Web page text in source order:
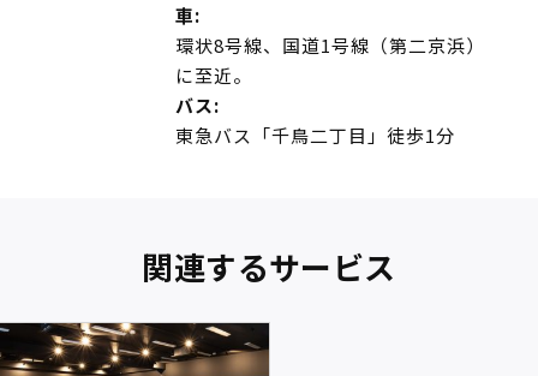
車:
環状8号線、国道1号線（第二京浜）
に至近。
バス:
東急バス「千鳥二丁目」徒歩1分
関連するサービス